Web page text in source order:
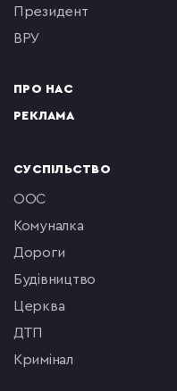
президент
ВРУ
ПРО НАС
РЕКЛАМА
СУСПІЛЬСТВО
ООС
комуналка
Дороги
будівництво
церква
ДТП
кримінал